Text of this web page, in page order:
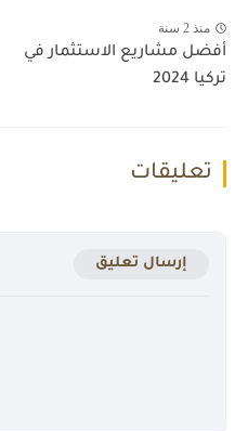
منذ 2 سنة
أفضل مشاريع الاستثمار في
تركيا 2024
تعليقات
إرسال تعليق